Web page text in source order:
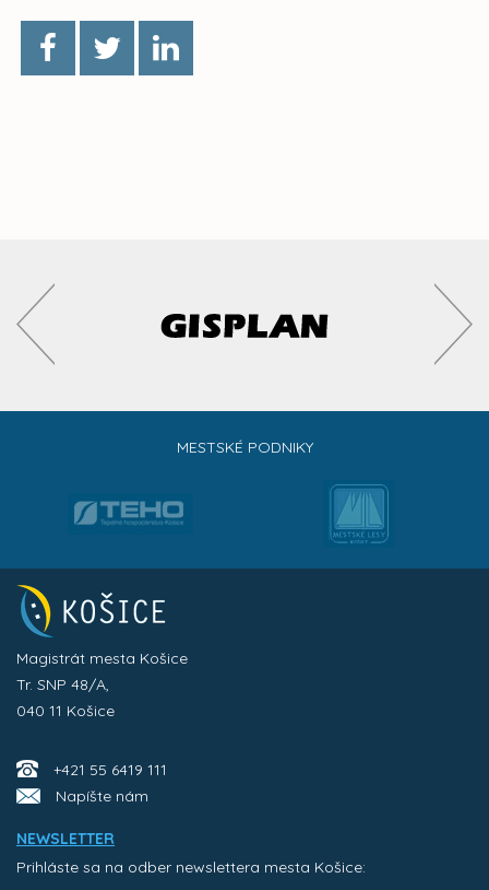
MESTSKÉ PODNIKY
Magistrát mesta Košice
Tr. SNP 48/A,
040 11 Košice
+421 55 6419 111
Napíšte nám
NEWSLETTER
Prihláste sa na odber newslettera mesta Košice: